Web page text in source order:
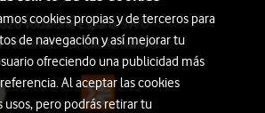
Vodafone España S.A.U.
América 115, 28042 Madrid
cookies propias y de terceros para
de navegación y así mejorar tu
ofreciendo una publicidad más
Al aceptar las cookies
usos, pero podrás retirar tu